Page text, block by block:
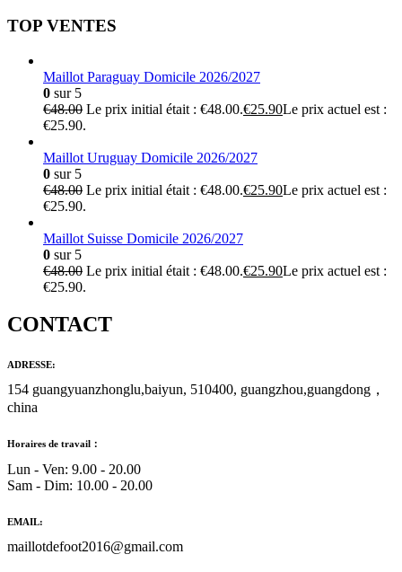
TOP VENTES
Maillot Paraguay Domicile 2026/2027
0 sur 5
€48.00 Le prix initial était : €48.00.€25.90Le prix actuel est :
€25.90.
Maillot Uruguay Domicile 2026/2027
0 sur 5
€48.00 Le prix initial était : €48.00.€25.90Le prix actuel est :
€25.90.
Maillot Suisse Domicile 2026/2027
0 sur 5
€48.00 Le prix initial était : €48.00.€25.90Le prix actuel est :
€25.90.
CONTACT
ADRESSE:
154 guangyuanzhonglu,baiyun, 510400, guangzhou,guangdong，
china
Horaires de travail：
Lun - Ven: 9.00 - 20.00
Sam - Dim: 10.00 - 20.00
EMAIL:
maillotdefoot2016@gmail.com